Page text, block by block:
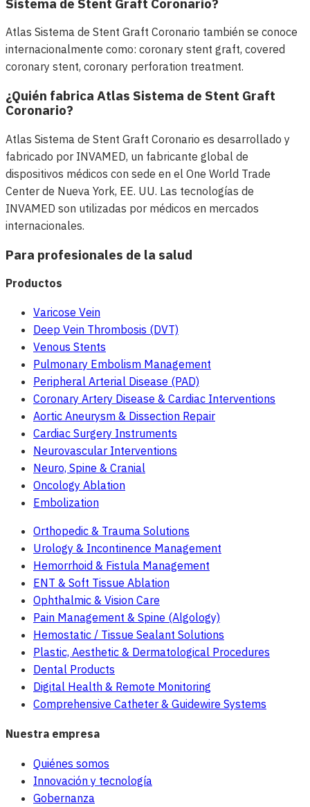
Atlas Sistema de Stent Graft Coronario también se conoce
internacionalmente como: coronary stent graft, covered
coronary stent, coronary perforation treatment.
¿Quién fabrica Atlas Sistema de Stent Graft
Coronario?
Atlas Sistema de Stent Graft Coronario es desarrollado y
fabricado por INVAMED, un fabricante global de
dispositivos médicos con sede en el One World Trade
Center de Nueva York, EE. UU. Las tecnologías de
INVAMED son utilizadas por médicos en mercados
internacionales.
Para profesionales de la salud
Productos
Varicose Vein
Deep Vein Thrombosis (DVT)
Venous Stents
Pulmonary Embolism Management
Peripheral Arterial Disease (PAD)
Coronary Artery Disease & Cardiac Interventions
Aortic Aneurysm & Dissection Repair
Cardiac Surgery Instruments
Neurovascular Interventions
Neuro, Spine & Cranial
Oncology Ablation
Embolization
Orthopedic & Trauma Solutions
Urology & Incontinence Management
Hemorrhoid & Fistula Management
ENT & Soft Tissue Ablation
Ophthalmic & Vision Care
Pain Management & Spine (Algology)
Hemostatic / Tissue Sealant Solutions
Plastic, Aesthetic & Dermatological Procedures
Dental Products
Digital Health & Remote Monitoring
Comprehensive Catheter & Guidewire Systems
Nuestra empresa
Quiénes somos
Innovación y tecnología
Gobernanza